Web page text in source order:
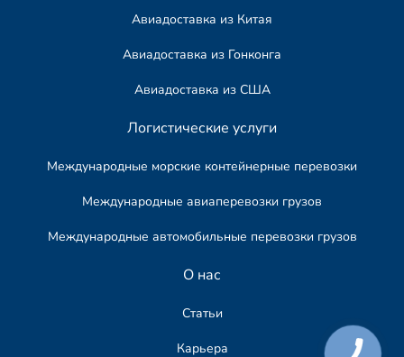
Авиадоставка из Китая
Авиадоставка из Гонконга
Авиадоставка из США
Логистические услуги
Международные морские контейнерные перевозки
Международные авиаперевозки грузов
Международные автомобильные перевозки грузов​
О нас
Статьи
Карьера
КНОПКА